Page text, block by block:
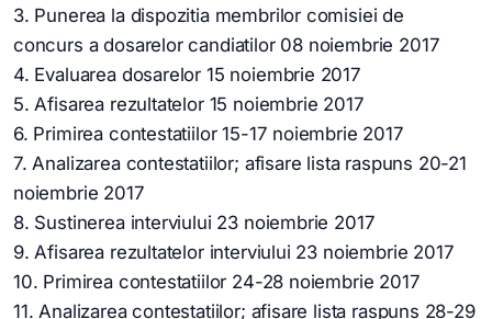
3. Punerea la dispozitia membrilor comisiei de
concurs a dosarelor candiatilor 08 noiembrie 2017
4. Evaluarea dosarelor 15 noiembrie 2017
5. Afisarea rezultatelor 15 noiembrie 2017
6. Primirea contestatiilor 15-17 noiembrie 2017
7. Analizarea contestatiilor; afisare lista raspuns 20-21
noiembrie 2017
8. Sustinerea interviului 23 noiembrie 2017
9. Afisarea rezultatelor interviului 23 noiembrie 2017
10. Primirea contestatiilor 24-28 noiembrie 2017
11. Analizarea contestatiilor; afisare lista raspuns 28-29